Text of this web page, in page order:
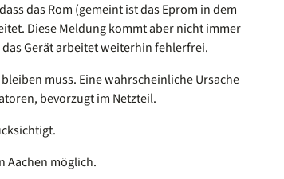
das Rom (gemeint ist das Eprom in dem
Diese Meldung kommt aber nicht immer
Gerät arbeitet weiterhin fehlerfrei.
muss. Eine wahrscheinliche Ursache
bevorzugt im Netzteil.
Aachen möglich.